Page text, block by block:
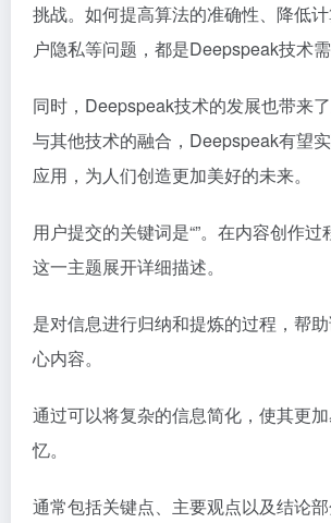
挑战。如何提高算法的准确性、降低
户隐私等问题，都是Deepspeak技术需
同时，Deepspeak技术的发展也带来
与其他技术的融合，Deepspeak有望
应用，为人们创造更加美好的未来。
用户提交的关键词是“”。在内容创作
这一主题展开详细描述。
是对信息进行归纳和提炼的过程，帮
心内容。
通过可以将复杂的信息简化，使其更
忆。
通常包括关键点、主要观点以及结论部